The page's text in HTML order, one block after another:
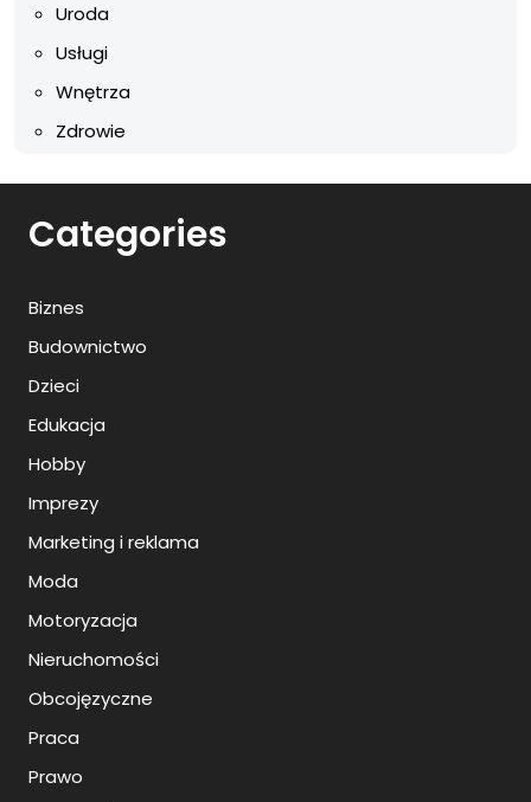
Uroda
Usługi
Wnętrza
Zdrowie
Categories
Biznes
Budownictwo
Dzieci
Edukacja
Hobby
Imprezy
Marketing i reklama
Moda
Motoryzacja
Nieruchomości
Obcojęzyczne
Praca
Prawo